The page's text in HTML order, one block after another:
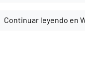
Continuar leyendo en